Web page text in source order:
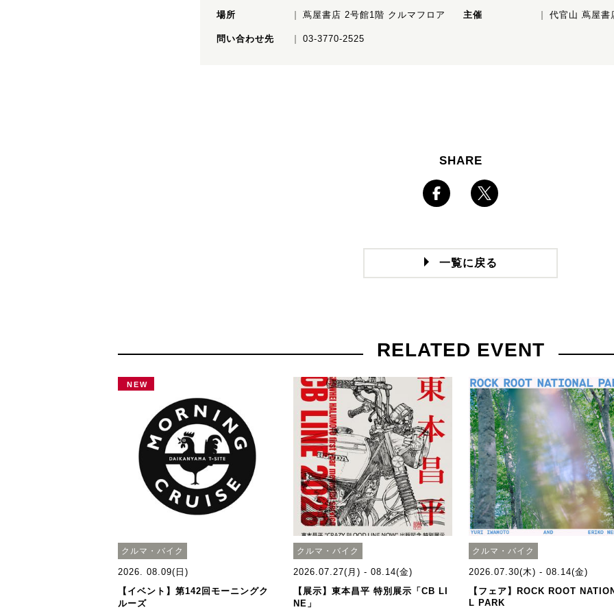
場所 蔦屋書店 2号館1階 クルマフロア 主催 代官山 蔦屋書
問い合わせ先 03-3770-2525
SHARE
一覧に戻る
RELATED EVENT
NEW
クルマ・バイク
2026. 08.09(日)
【イベント】第142回モーニングク
ルーズ
クルマ・バイク
2026.07.27(月) - 08.14(金)
【展示】東本昌平 特別展示「CB LI
NE」
クルマ・バイク
2026.07.30(木) - 08.14(金)
【フェア】ROCK ROOT
L PARK